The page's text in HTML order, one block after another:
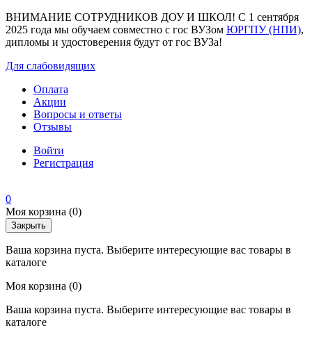
ВНИМАНИЕ СОТРУДНИКОВ ДОУ И ШКОЛ! С 1 сентября
2025 года мы обучаем совместно с гос ВУЗом ЮРГПУ (НПИ),
дипломы и удостоверения будут от гос ВУЗа!
Для слабовидящих
Оплата
Акции
Вопросы и ответы
Отзывы
Войти
Регистрация
0
Моя корзина (0)
Закрыть
Ваша корзина пуста. Выберите интересующие вас товары в
каталоге
Моя корзина (0)
Ваша корзина пуста. Выберите интересующие вас товары в
каталоге